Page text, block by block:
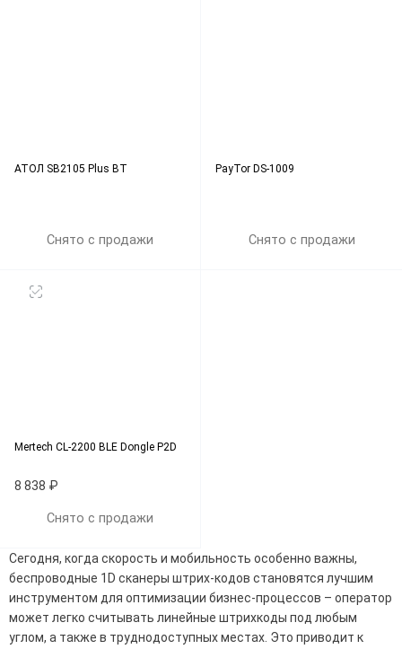
АТОЛ SB2105 Plus BT
Снято с продажи
PayTor DS-1009
Снято с продажи
Mertech CL-2200 BLE Dongle P2D
8 838 ₽
Снято с продажи
Сегодня, когда скорость и мобильность особенно важны,
беспроводные 1D сканеры штрих-кодов становятся лучшим
инструментом для оптимизации бизнес-процессов – оператор
может легко считывать линейные штрихкоды под любым
углом, а также в труднодоступных местах. Это приводит к